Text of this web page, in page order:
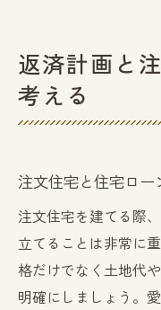
返済計画と
考える
注文住宅と住宅ロ
注文住宅を建てる際
立てることは非常に
格だけでなく土地代
明確にしましょう。